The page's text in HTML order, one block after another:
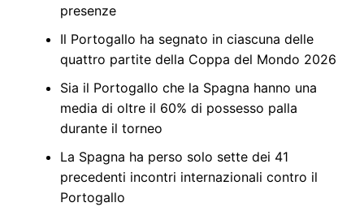
presenze
Il Portogallo ha segnato in ciascuna delle
quattro partite della Coppa del Mondo 2026
Sia il Portogallo che la Spagna hanno una
media di oltre il 60% di possesso palla
durante il torneo
La Spagna ha perso solo sette dei 41
precedenti incontri internazionali contro il
Portogallo